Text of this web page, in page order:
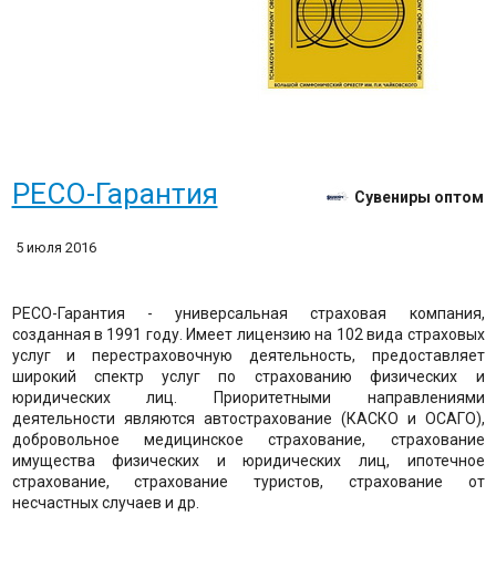
​РЕСО-Гарантия Сувениры оптом
5 июля 2016
РЕСО-Гарантия - универсальная страховая компания,
созданная в 1991 году. Имеет лицензию на 102 вида страховых
услуг и перестраховочную деятельность, предоставляет
широкий спектр услуг по страхованию физических и
юридических лиц. Приоритетными направлениями
деятельности являются автострахование (КАСКО и ОСАГО),
добровольное медицинское страхование, страхование
имущества физических и юридических лиц, ипотечное
страхование, страхование туристов, страхование от
несчастных случаев и др.